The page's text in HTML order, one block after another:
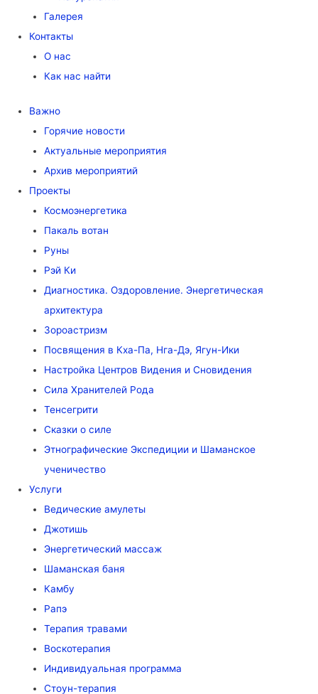
Галерея
Контакты
О нас
Как нас найти
Важно
Горячие новости
Актуальные мероприятия
Архив мероприятий
Проекты
Космоэнергетика
Пакаль вотан
Руны
Рэй Ки
Диагностика. Оздоровление. Энергетическая
архитектура
Зороастризм
Посвящения в Кха-Па, Нга-Дэ, Ягун-Ики
Настройка Центров Видения и Сновидения
Сила Хранителей Рода
Тенсегрити
Сказки о силе
Этнографические Экспедиции и Шаманское
ученичество
Услуги
Ведические амулеты
Джотишь
Энергетический массаж
Шаманская баня
Камбу
Рапэ
Терапия травами
Воскотерапия
Индивидуальная программа
Стоун-терапия